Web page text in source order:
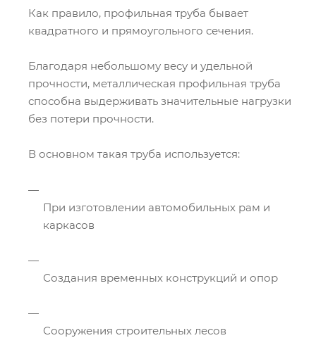
Как правило, профильная труба бывает
квадратного и прямоугольного сечения.
Благодаря небольшому весу и удельной
прочности, металлическая профильная труба
способна выдерживать значительные нагрузки
без потери прочности.
В основном такая труба используется:
При изготовлении автомобильных рам и
каркасов
Создания временных конструкций и опор
Сооружения строительных лесов